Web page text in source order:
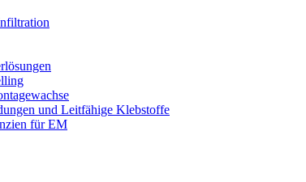
und Leitfähige Klebstoffe
für EM